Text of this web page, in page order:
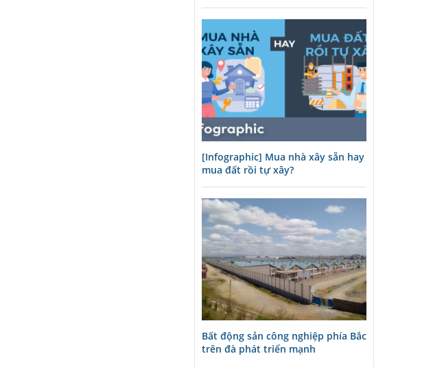
[Infographic] Mua nhà xây sẵn hay
mua đất rồi tự xây?
Bất động sản công nghiệp phía Bắc
trên đà phát triển mạnh